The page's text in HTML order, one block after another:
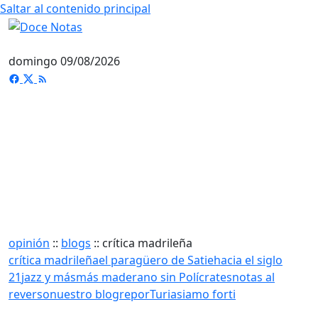
Saltar al contenido principal
domingo 09/08/2026
opinión :: blogs :: crítica madrileña
crítica madrileñael paragüero de Satiehacia el siglo
21jazz y másmás maderano sin Polícratesnotas al
reversonuestro blogreporTuriasiamo forti